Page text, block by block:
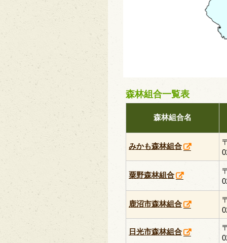
森林組合一覧表
森林組合名
みかも森林組合
粟野森林組合
鹿沼市森林組合
日光市森林組合